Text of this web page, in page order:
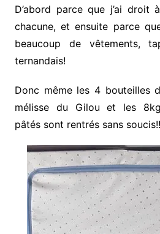
D’abord parce que j’ai
chacune, et ensuite parce
beaucoup de vêtements,
ternandais!
Donc même les 4 bouteilles
mélisse du Gilou et les
pâtés sont rentrés sans soucis!!